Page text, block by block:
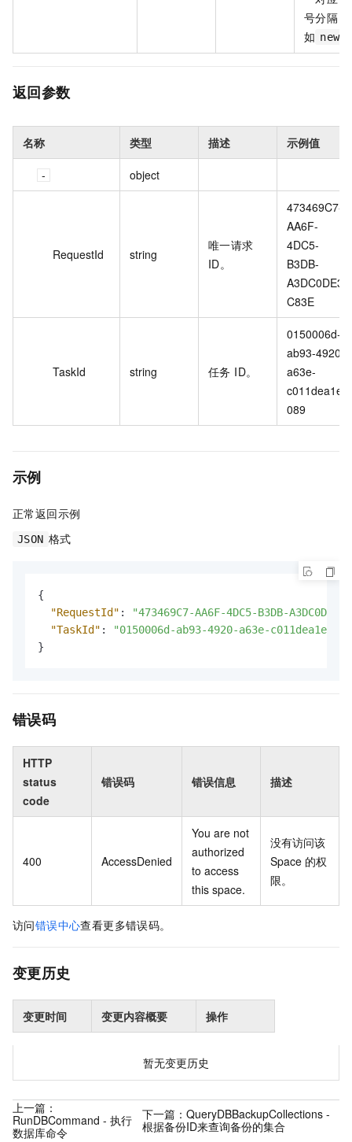
号分隔，
如
返回参数
名称 类型 描述 示例值
object
RequestId string
唯一请求
ID。
473469C7-
AA6F-
4DC5-
B3DB-
A3DC0DE3
C83E
TaskId string 任务 ID。
0150006d-
ab93-4920-
a63e-
c011dea1e
089
示例
正常返回示例
JSON 格式
{
"RequestId" :
"473469C7-AA6F-4DC5-B3DB-
"TaskId" :
"0150006d-ab93-4920-a63e-c011dea1e089"
}
错误码
HTTP
status
code
错误码 错误信息 描述
400 AccessDenied
You are not
authorized
to access
this space.
没有访问该
Space 的权
限。
访问错误中心查看更多错误码。
变更历史
变更时间 变更内容概要 操作
暂无变更历史
上一篇：
RunDBCommand - 执行
数据库命令
下一篇： QueryDBBackupCollections -
根据备份ID来查询备份的集合